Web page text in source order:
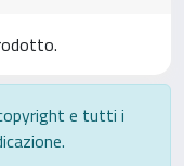
e tutti i